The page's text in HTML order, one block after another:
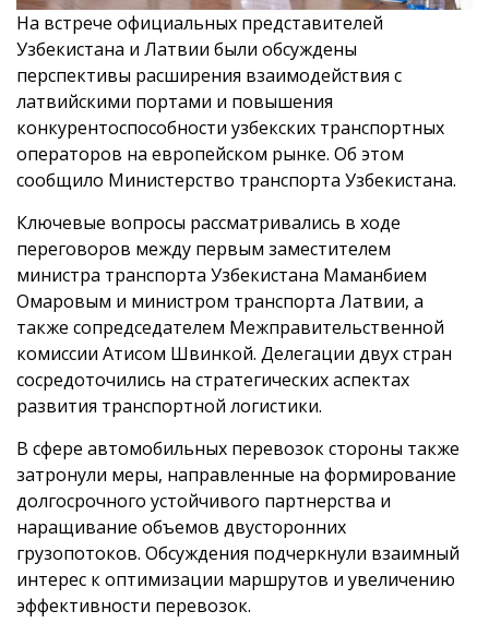
На встрече официальных представителей
Узбекистана и Латвии были обсуждены
перспективы расширения взаимодействия с
латвийскими портами и повышения
конкурентоспособности узбекских транспортных
операторов на европейском рынке. Об этом
сообщило Министерство транспорта Узбекистана.
Ключевые вопросы рассматривались в ходе
переговоров между первым заместителем
министра транспорта Узбекистана Маманбием
Омаровым и министром транспорта Латвии, а
также сопредседателем Межправительственной
комиссии Атисом Швинкой. Делегации двух стран
сосредоточились на стратегических аспектах
развития транспортной логистики.
В сфере автомобильных перевозок стороны также
затронули меры, направленные на формирование
долгосрочного устойчивого партнерства и
наращивание объемов двусторонних
грузопотоков. Обсуждения подчеркнули взаимный
интерес к оптимизации маршрутов и увеличению
эффективности перевозок.